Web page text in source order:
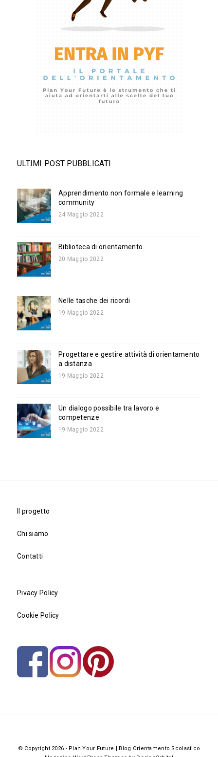
ULTIMI POST PUBBLICATI
Apprendimento non formale e learning
community
24 Maggio 2022
Biblioteca di orientamento
20 Maggio 2022
Nelle tasche dei ricordi
19 Maggio 2022
Progettare e gestire attività di orientamento
a distanza
19 Maggio 2022
Un dialogo possibile tra lavoro e
competenze
19 Maggio 2022
Il progetto
Chi siamo
Contatti
Pivacy Policy
Cookie Policy
© Copyright 2026 - Plan Your Future | Blog Orientamento Scolastico